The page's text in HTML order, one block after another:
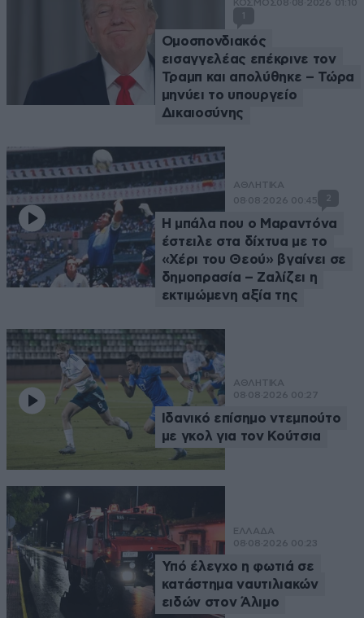
ΚΟΣΜΟΣ08·08·2026 01:10
1
Ομοσπονδιακός
εισαγγελέας επέκρινε τον
Τραμπ και απολύθηκε – Τώρα
μηνύει το υπουργείο
Δικαιοσύνης
ΑΘΛΗΤΙΚΑ
08·08·2026 00:45
2
Η μπάλα που ο Μαραντόνα
έστειλε στα δίχτυα με το
«Χέρι του Θεού» βγαίνει σε
δημοπρασία – Ζαλίζει η
εκτιμώμενη αξία της
ΑΘΛΗΤΙΚΑ
08·08·2026 00:27
Ιδανικό επίσημο ντεμπούτο
με γκολ για τον Κούτσια
ΕΛΛΑΔΑ
08·08·2026 00:23
Υπό έλεγχο η φωτιά σε
κατάστημα ναυτιλιακών
ειδών στον Άλιμο